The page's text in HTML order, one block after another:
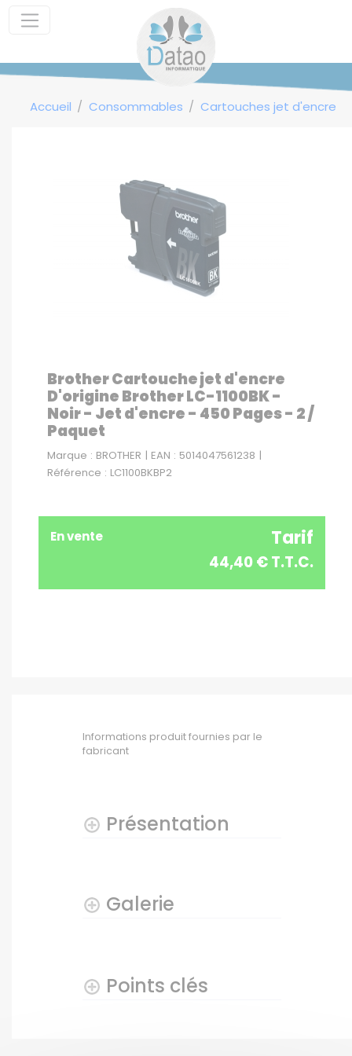
Accueil Consommables Cartouches jet d'encre
Brother Cartouche jet d'encre
D'origine Brother LC-1100BK -
Noir - Jet d'encre - 450 Pages - 2 /
Paquet
Marque : BROTHER | EAN : 5014047561238 |
Référence : LC1100BKBP2
En vente Tarif
44,40 € T.T.C.
Informations produit fournies par le
fabricant
Présentation
Galerie
Points clés
Panneau de gestion des cookies